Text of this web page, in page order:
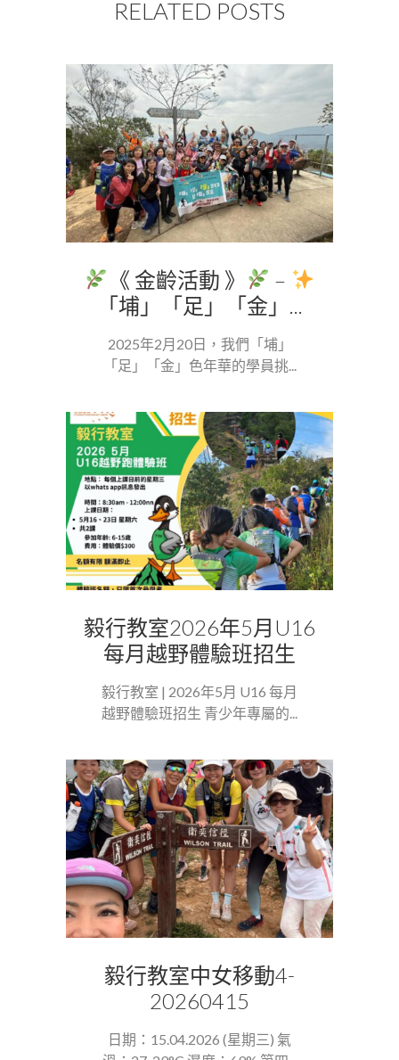
RELATED POSTS
《 金齡活動 》
–
「埔」「足」「金」...
2025年2月20日，我們「埔」
「足」「金」色年華的學員挑...
毅行教室2026年5月U16
每月越野體驗班招生
毅行教室 | 2026年5月 U16 每月
越野體驗班招生 青少年專屬的...
毅行教室中女移動4-
20260415
日期：15.04.2026 (星期三) 氣